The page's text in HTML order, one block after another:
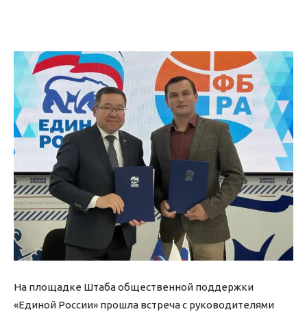
На площадке Штаба общественной поддержки
«Единой России» прошла встреча с руководителями